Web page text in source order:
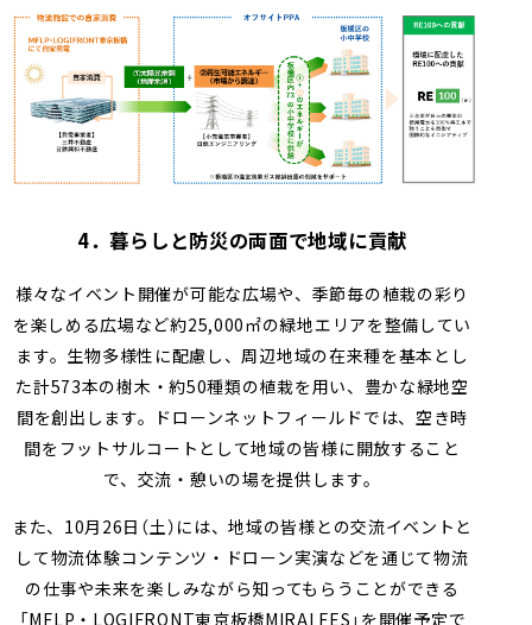
4．暮らしと防災の両面で地域に貢献
様々なイベント開催が可能な広場や、季節毎の植栽の彩り
を楽しめる広場など約25,000 ㎡の緑地エリアを整備してい
ます。生物多様性に配慮し、周辺地域の在来種を基本とし
た計573本の樹木・約50種類の植栽を用い、豊かな緑地空
間を創出します。ドローンネットフィールドでは、空き時
間をフットサルコートとして地域の皆様に開放すること
で、交流・憩いの場を提供します。
また、 10月 26 日（土）には、地域の皆様との交流イベントと
して物流体験コンテンツ・ドローン実演などを通じて物流
の仕事や未来を楽しみながら知ってもらうことができる
「 MFLP ・ LOGIFRONT東京板橋 MIRAI FES 」を開催予定で